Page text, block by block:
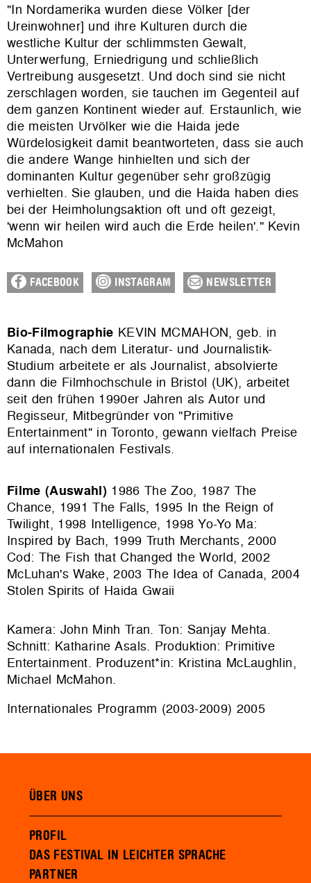
"In Nordamerika wurden diese Völker [der
Ureinwohner] und ihre Kulturen durch die
westliche Kultur der schlimmsten Gewalt,
Unterwerfung, Erniedrigung und schließlich
Vertreibung ausgesetzt. Und doch sind sie nicht
zerschlagen worden, sie tauchen im Gegenteil auf
dem ganzen Kontinent wieder auf. Erstaunlich, wie
die meisten Urvölker wie die Haida jede
Würdelosigkeit damit beantworteten, dass sie auch
die andere Wange hinhielten und sich der
dominanten Kultur gegenüber sehr großzügig
verhielten. Sie glauben, und die Haida haben dies
bei der Heimholungsaktion oft und oft gezeigt,
'wenn wir heilen wird auch die Erde heilen'." Kevin
McMahon
FACEBOOK INSTAGRAM NEWSLETTER
Bio-Filmographie KEVIN MCMAHON, geb. in
Kanada, nach dem Literatur- und Journalistik-
Studium arbeitete er als Journalist, absolvierte
dann die Filmhochschule in Bristol (UK), arbeitet
seit den frühen 1990er Jahren als Autor und
Regisseur, Mitbegründer von "Primitive
Entertainment" in Toronto, gewann vielfach Preise
auf internationalen Festivals.
Filme (Auswahl) 1986 The Zoo, 1987 The
Chance, 1991 The Falls, 1995 In the Reign of
Twilight, 1998 Intelligence, 1998 Yo-Yo Ma:
Inspired by Bach, 1999 Truth Merchants, 2000
Cod: The Fish that Changed the World, 2002
McLuhan's Wake, 2003 The Idea of Canada, 2004
Stolen Spirits of Haida Gwaii
Kamera: John Minh Tran. Ton: Sanjay Mehta.
Schnitt: Katharine Asals. Produktion: Primitive
Entertainment. Produzent*in: Kristina McLaughlin,
Michael McMahon.
Internationales Programm (2003-2009) 2005
ÜBER UNS
PROFIL
DAS FESTIVAL IN LEICHTER SPRACHE
PARTNER